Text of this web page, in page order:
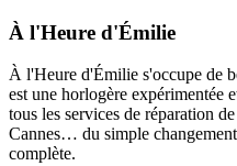
À l'Heure d'Émilie
À l'Heure d'Émilie s'occupe de
est une horlogère expérimentée
tous les services de réparation
Cannes… du simple
complète.